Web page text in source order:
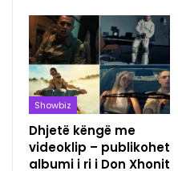
Showbiz
Dhjetë këngë me
videoklip – publikohet
albumi i ri i Don Xhonit